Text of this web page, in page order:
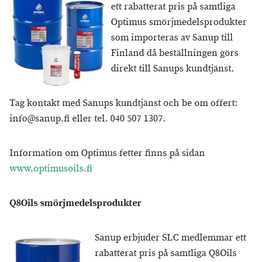
ett rabatterat pris på samtliga
Optimus smörjmedelsprodukter
som importeras av Sanup till
Finland då beställningen görs
direkt till Sanups kundtjänst.
Tag kontakt med Sanups kundtjänst och be om offert:
info@sanup.fi eller tel. 040 507 1307.
Information om Optimus fetter finns på sidan
www.optimusoils.fi
Q8Oils smörjmedelsprodukter
Sanup erbjuder SLC medlemmar ett
rabatterat pris på samtliga Q8Oils